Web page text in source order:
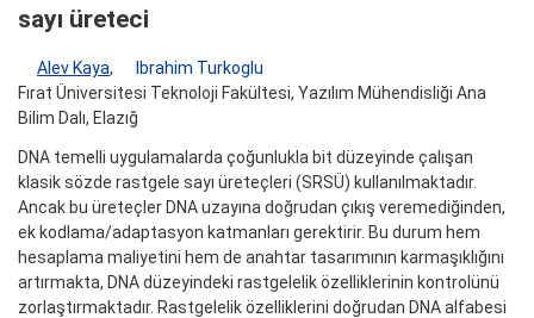
sayı üreteci
Alev Kaya,
Ibrahim Turkoglu
Fırat Üniversitesi Teknoloji Fakültesi, Yazılım Mühendisliği Ana
Bilim Dalı, Elazığ
DNA temelli uygulamalarda çoğunlukla bit düzeyinde çalışan
klasik sözde rastgele sayı üreteçleri (SRSÜ) kullanılmaktadır.
Ancak bu üreteçler DNA uzayına doğrudan çıkış veremediğinden,
ek kodlama/adaptasyon katmanları gerektirir. Bu durum hem
hesaplama maliyetini hem de anahtar tasarımının karmaşıklığını
artırmakta, DNA düzeyindeki rastgelelik özelliklerinin kontrolünü
zorlaştırmaktadır. Rastgelelik özelliklerini doğrudan DNA alfabesi